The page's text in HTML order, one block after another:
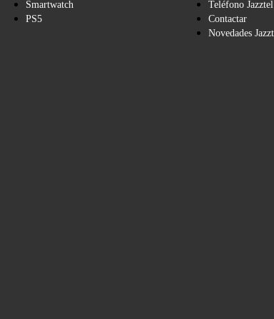
Smartwatch
PS5
Teléfono Jazztel
Contactar
Novedades